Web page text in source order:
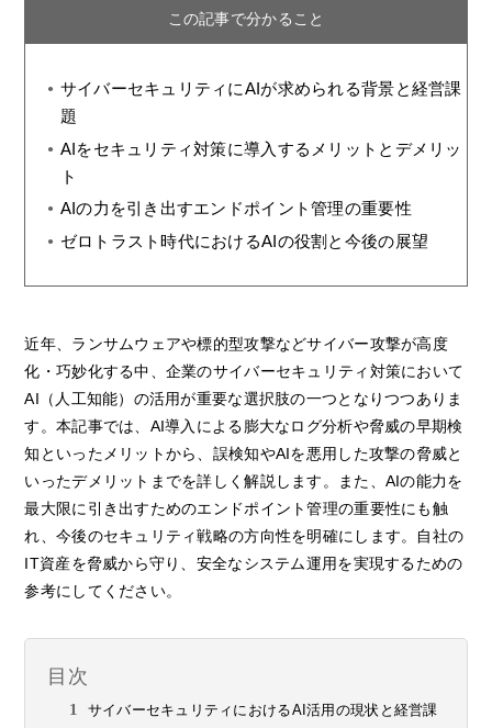
この記事で分かること
サイバーセキュリティにAIが求められる背景と経営課
題
AIをセキュリティ対策に導入するメリットとデメリッ
ト
AIの力を引き出すエンドポイント管理の重要性
ゼロトラスト時代におけるAIの役割と今後の展望
近年、ランサムウェアや標的型攻撃などサイバー攻撃が高度
化・巧妙化する中、企業のサイバーセキュリティ対策において
AI（人工知能）の活用が重要な選択肢の一つとなりつつありま
す。本記事では、AI導入による膨大なログ分析や脅威の早期検
知といったメリットから、誤検知やAIを悪用した攻撃の脅威と
いったデメリットまでを詳しく解説します。また、AIの能力を
最大限に引き出すためのエンドポイント管理の重要性にも触
れ、今後のセキュリティ戦略の方向性を明確にします。自社の
IT資産を脅威から守り、安全なシステム運用を実現するための
参考にしてください。
目次
サイバーセキュリティにおけるAI活用の現状と経営課